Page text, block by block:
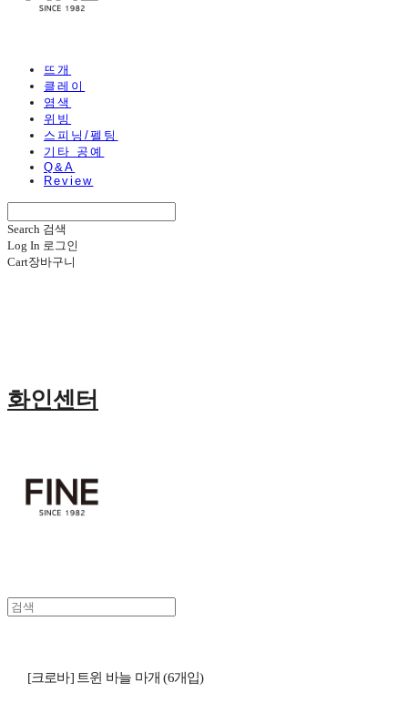
뜨개
클레이
염색
위빙
스피닝/펠팅
기타 공예
Q&A
Review
Search 검색
Log In 로그인
Cart장바구니
화인센터
[크로바] 트윈 바늘 마개 (6개입)